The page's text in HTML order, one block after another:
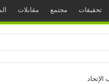
مقابلات مجتمع تحقيقات